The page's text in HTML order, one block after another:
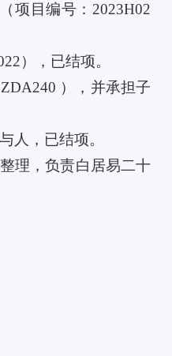
项目编号：2023H02
），已结项。
），并承担子
人，已结项。
理，负责白居易二十